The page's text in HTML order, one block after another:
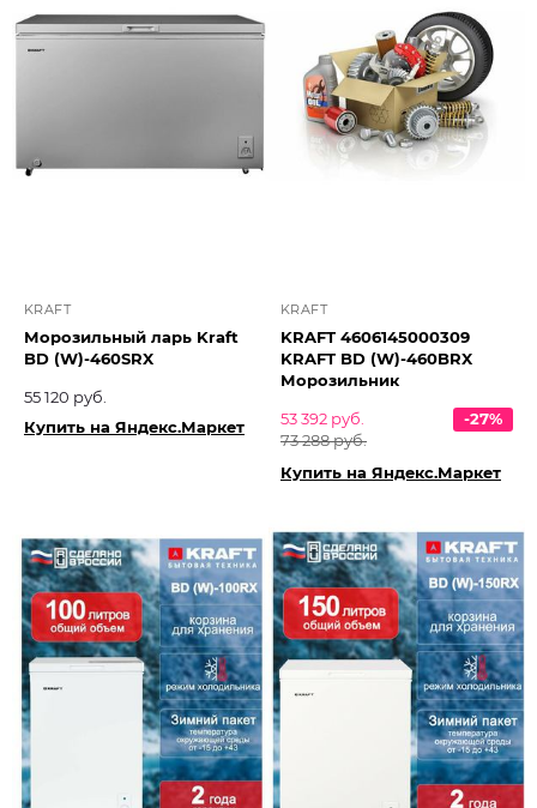
KRAFT
Морозильный ларь Kraft
BD (W)-460SRX
55 120 руб.
Купить на Яндекс.Маркет
KRAFT
KRAFT 4606145000309
KRAFT BD (W)-460BRX
Морозильник
53 392 руб.
73 288 руб.
-27%
Купить на Яндекс.Маркет